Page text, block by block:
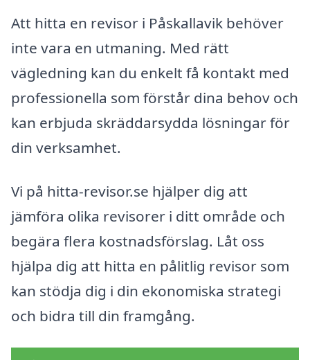
Att hitta en revisor i Påskallavik behöver
inte vara en utmaning. Med rätt
vägledning kan du enkelt få kontakt med
professionella som förstår dina behov och
kan erbjuda skräddarsydda lösningar för
din verksamhet.
Vi på hitta-revisor.se hjälper dig att
jämföra olika revisorer i ditt område och
begära flera kostnadsförslag. Låt oss
hjälpa dig att hitta en pålitlig revisor som
kan stödja dig i din ekonomiska strategi
och bidra till din framgång.